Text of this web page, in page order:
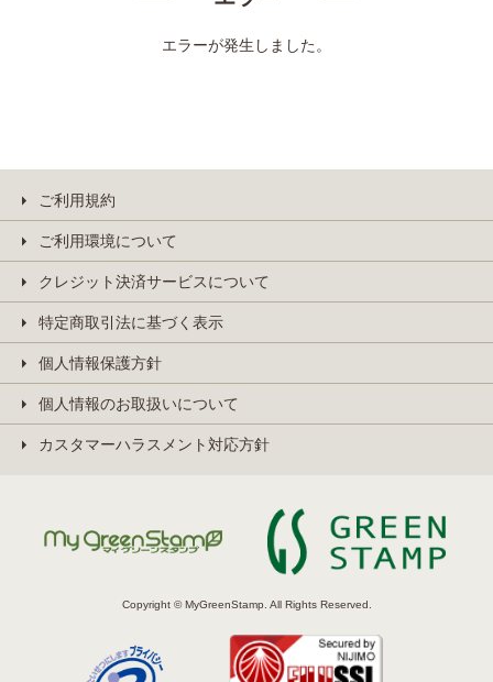
エラーが発生しました。
ご利用規約
ご利用環境について
クレジット決済サービスについて
特定商取引法に基づく表示
個人情報保護方針
個人情報のお取扱いについて
カスタマーハラスメント対応方針
Copyright © MyGreenStamp. All Rights Reserved.